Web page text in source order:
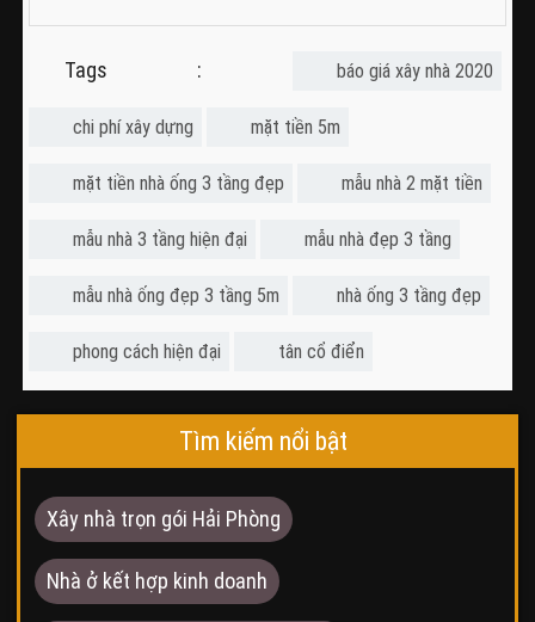
Tags : báo giá xây nhà 2020
chi phí xây dựng mặt tiền 5m
mặt tiền nhà ống 3 tầng đẹp mẫu nhà 2 mặt tiền
mẫu nhà 3 tầng hiện đại mẫu nhà đẹp 3 tầng
mẫu nhà ống đẹp 3 tầng 5m nhà ống 3 tầng đẹp
phong cách hiện đại tân cổ điển
Tìm kiếm nổi bật
Xây nhà trọn gói Hải Phòng
Nhà ở kết hợp kinh doanh